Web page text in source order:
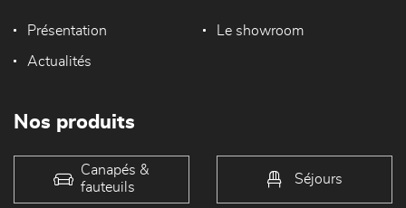
Présentation Le showroom
Actualités
Nos produits
Canapés &
fauteuils
Séjours